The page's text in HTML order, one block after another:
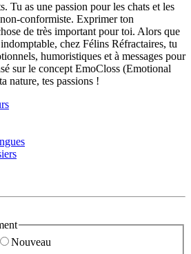
Tu as une passion pour les chats et les
conformiste. Exprimer ton
de très important pour toi. Alors que
indomptable, chez Félins Réfractaires, tu
humoristiques et à messages pour
sur le concept EmoCloss (Emotional
nature, tes passions !
Nouveau